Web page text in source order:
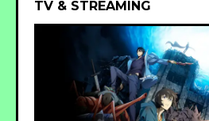
TV & STREAMING